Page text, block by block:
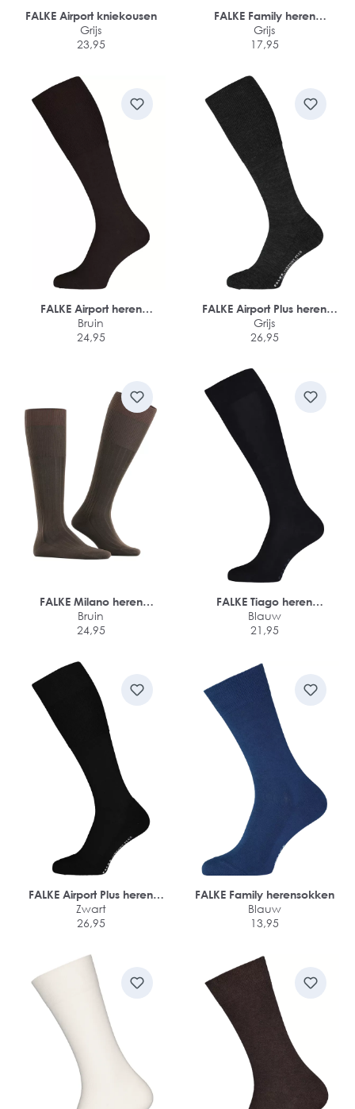
FALKE Airport kniekousen
Grijs
23,95
FALKE Family heren
kniekousen
Grijs
17,95
FALKE Airport heren
kniekousen
Bruin
24,95
FALKE Airport Plus heren
kniekousen
Grijs
26,95
FALKE Milano heren
kniekousen
Bruin
24,95
FALKE Tiago heren
kniekousen
Blauw
21,95
FALKE Airport Plus heren
kniekousen
Zwart
26,95
FALKE Family herensokken
Blauw
13,95